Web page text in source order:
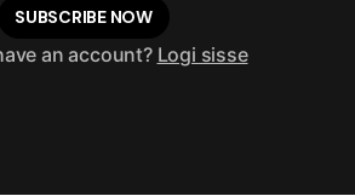
SUBSCRIBE NOW
an account? Logi sisse